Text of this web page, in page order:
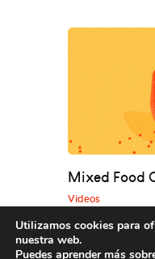
Mixed Food
Videos
Nam ut rutrum
urna. Aliquam
Utilizamos cookies para
nuestra web.
Puedes aprender más